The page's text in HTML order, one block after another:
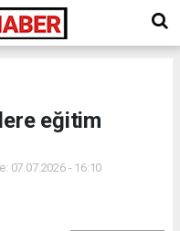
eğitim
07.07.2026 - 16:10